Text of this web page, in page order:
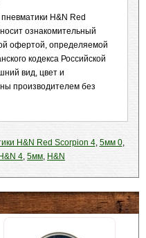
H&N Red
ознакомительный
офертой, определяемой
кодекса Российской
вид, цвет и
производителем без
H&N Red Scorpion 4, 5мм 0,
4, 5мм, H&N